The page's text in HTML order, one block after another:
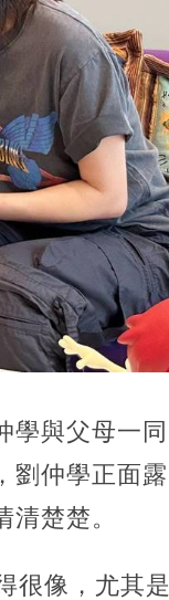
學與父母一同
劉仲學正面露
楚楚。
很像，尤其是